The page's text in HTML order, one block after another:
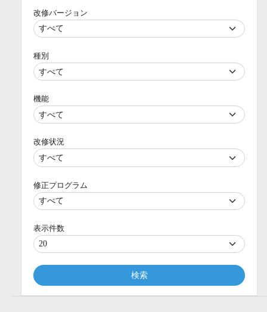
改修バージョン
種別
機能
改修状況
修正プログラム
表示件数
検索